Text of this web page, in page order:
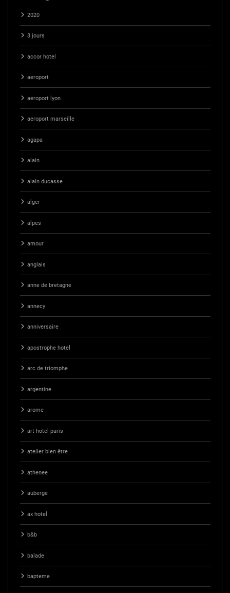
2020
3 jours
accor hotel
aeroport
aeroport lyon
aeroport marseille
agapa
alain
alain ducasse
alger
alpes
amour
anglais
anne de bretagne
annecy
anniversaire
apostrophe hotel
arc de triomphe
argentine
arome
art hotel paris
atelier bien être
athenee
auberge
ax hotel
b&b
balade
bapteme